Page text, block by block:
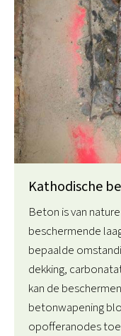
Kathodische
Beton is van
beschermende
bepaalde
dekking,
kan de
betonwapening
opofferanodes toe